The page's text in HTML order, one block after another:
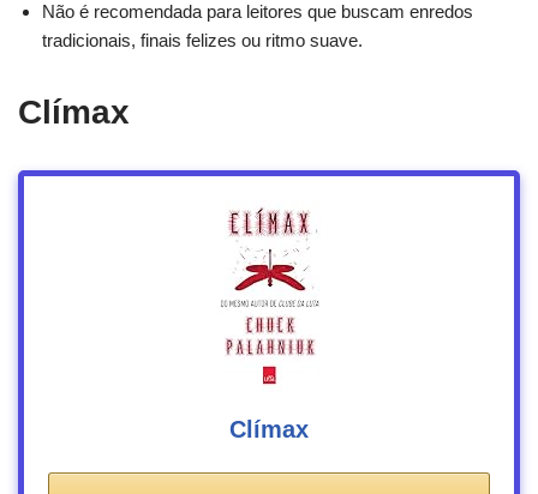
Não é recomendada para leitores que buscam enredos
tradicionais, finais felizes ou ritmo suave.
Clímax
Clímax